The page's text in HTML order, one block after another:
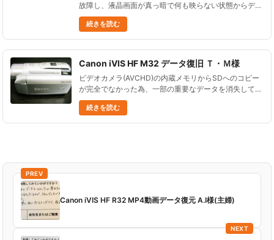
故障し、液晶画面が真っ暗で何も映らない状態からデー
タ復旧に成功したお客様からご感想をいただきましたの
で、ご紹介します。 Panasonic(パナソニック......
続きを読む
Canon iVIS HF M32 データ復旧 Ｔ・Ｍ様
ビデオカメラ(AVCHD)の内蔵メモリからSDへのコピー
が完全でなかった為、一部の重要なデータを消失してし
まったが、見事に復旧していただき、大変助かりまし
た。 Canon iVIS HF M32 データ復旧 Ｔ・Ｍ様...
続きを読む
PREV
Canon iVIS HF R32 MP4動画データ復元 A.I様(主婦)
NEXT